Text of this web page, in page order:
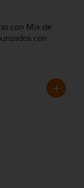
con Mix de
con